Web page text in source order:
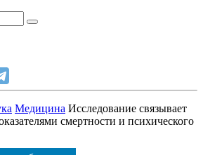
Медицина Исследование связывает
смертности и психического